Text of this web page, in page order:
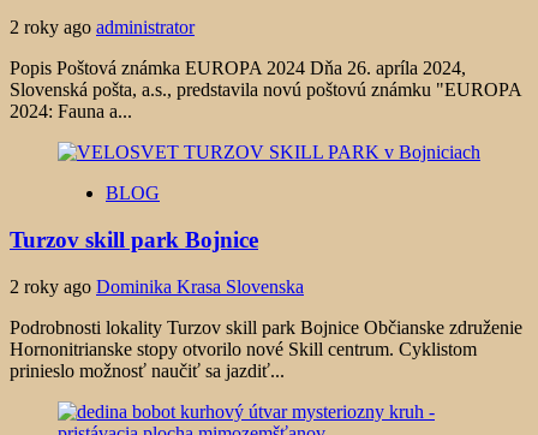
2 roky ago administrator
Popis Poštová známka EUROPA 2024 Dňa 26. apríla 2024,
Slovenská pošta, a.s., predstavila novú poštovú známku "EUROPA
2024: Fauna a...
BLOG
Turzov skill park Bojnice
2 roky ago Dominika Krasa Slovenska
Podrobnosti lokality Turzov skill park Bojnice Občianske združenie
Hornonitrianske stopy otvorilo nové Skill centrum. Cyklistom
prinieslo možnosť naučiť sa jazdiť...